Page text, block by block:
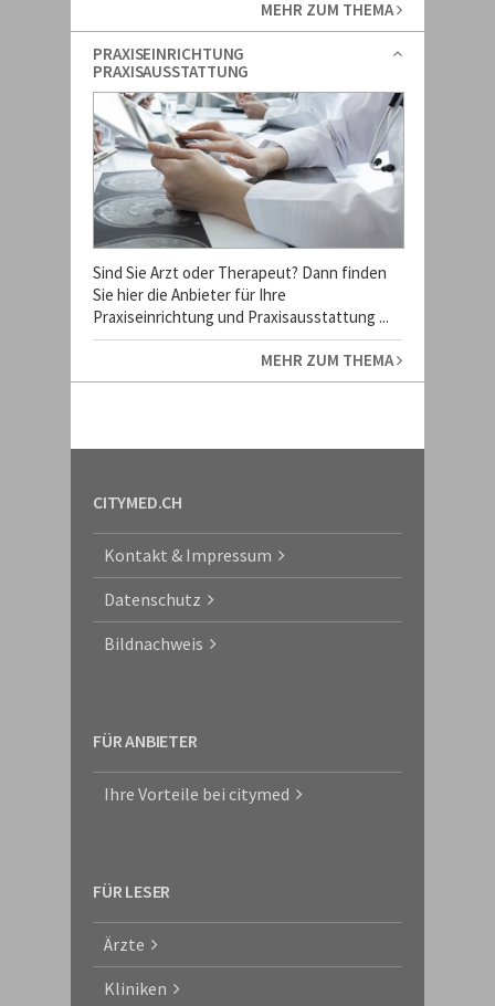
MEHR ZUM THEMA
PRAXISEINRICHTUNG
PRAXISAUSSTATTUNG
Sind Sie Arzt oder Therapeut? Dann finden
Sie hier die Anbieter für Ihre
Praxiseinrichtung und Praxisausstattung ...
MEHR ZUM THEMA
CITYMED.CH
Kontakt & Impressum
Datenschutz
Bildnachweis
FÜR ANBIETER
Ihre Vorteile bei citymed
FÜR LESER
Ärzte
Kliniken